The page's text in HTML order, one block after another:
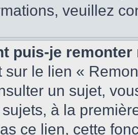
veuillez
puis-je
sur le lien «
un sujet,
à la
ce lien, cette